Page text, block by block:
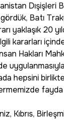
Dışişleri
Batı
yaklaşık 20
kararları
Hakları
hepsini
fayda
Kıbrıs,